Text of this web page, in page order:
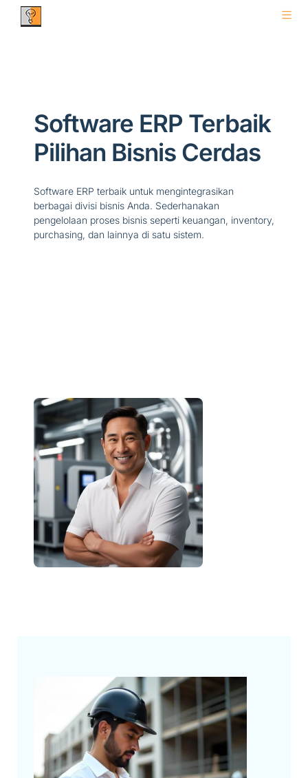
Software ERP Terbaik
Pilihan Bisnis Cerdas
Software ERP terbaik untuk mengintegrasikan
berbagai divisi bisnis Anda. Sederhanakan
pengelolaan proses bisnis seperti keuangan, inventory,
purchasing, dan lainnya di satu sistem.